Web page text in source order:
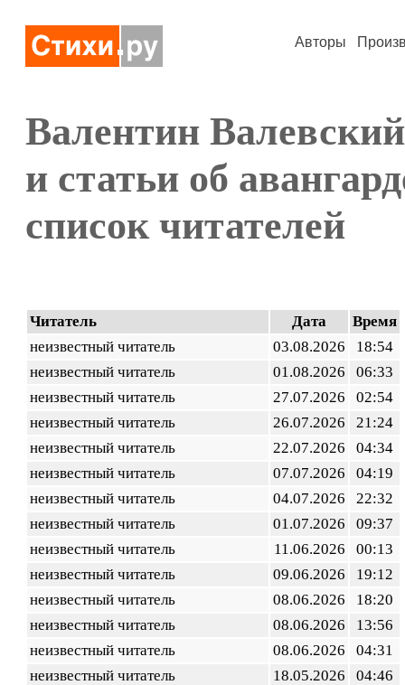
Авторы
Валентин
и статьи об
список читателей
Читатель Дата
Время
неизвестный читатель
03.08.2026
18:54
неизвестный читатель
01.08.2026
06:33
неизвестный читатель
27.07.2026
02:54
неизвестный читатель
26.07.2026
21:24
неизвестный читатель
22.07.2026
04:34
неизвестный читатель
07.07.2026
04:19
неизвестный читатель
04.07.2026
22:32
неизвестный читатель
01.07.2026
09:37
неизвестный читатель
11.06.2026
00:13
неизвестный читатель
09.06.2026
19:12
неизвестный читатель
08.06.2026
18:20
неизвестный читатель
08.06.2026
13:56
неизвестный читатель
08.06.2026
04:31
неизвестный читатель
18.05.2026
04:46